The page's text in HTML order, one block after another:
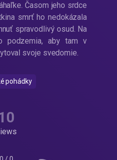
Časom jeho srdce
smrť ho nedokázala
spravodlivý osud. Na
podzemia, aby tam v
svoje svedomie.
pohádky